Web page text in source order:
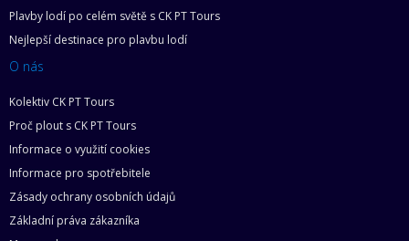
Plavby lodí po celém světě s CK PT Tours
Nejlepší destinace pro plavbu lodí
O nás
Kolektiv CK PT Tours
Proč plout s CK PT Tours
Informace o využití cookies
Informace pro spotřebitele
Zásady ochrany osobních údajů
Základní práva zákazníka